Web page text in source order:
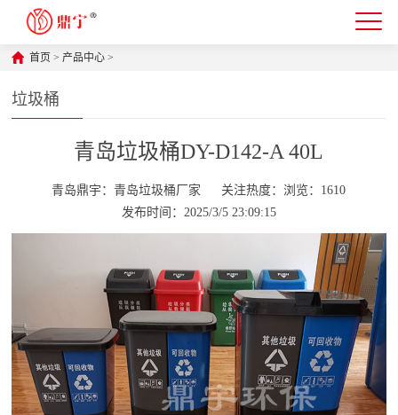
首页 >产品中心 >
垃圾桶
青岛垃圾桶DY-D142-A 40L
青岛鼎宇：青岛垃圾桶厂家
关注热度：浏览：1610
发布时间：2025/3/5 23:09:15